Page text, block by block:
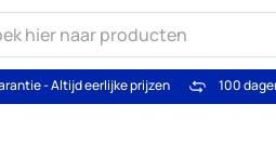
- Altijd eerlijke prijzen 100